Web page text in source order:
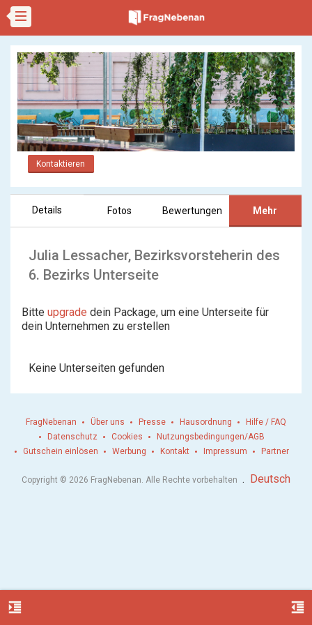
Kontaktieren
Details Fotos Bewertungen Mehr
Julia Lessacher, Bezirksvorsteherin des
6. Bezirks Unterseite
Bitte upgrade dein Package, um eine Unterseite für
dein Unternehmen zu erstellen
Keine Unterseiten gefunden
format_indent_increase format_indent_decrease
FragNebenan Über uns Presse Hausordnung
Hilfe / FAQ
Datenschutz
Cookies
Nutzungsbedingungen/AGB
Gutschein einlösen
Werbung Kontakt Impressum Partner
Copyright © 2026 FragNebenan. Alle Rechte vorbehalten . Deutsch